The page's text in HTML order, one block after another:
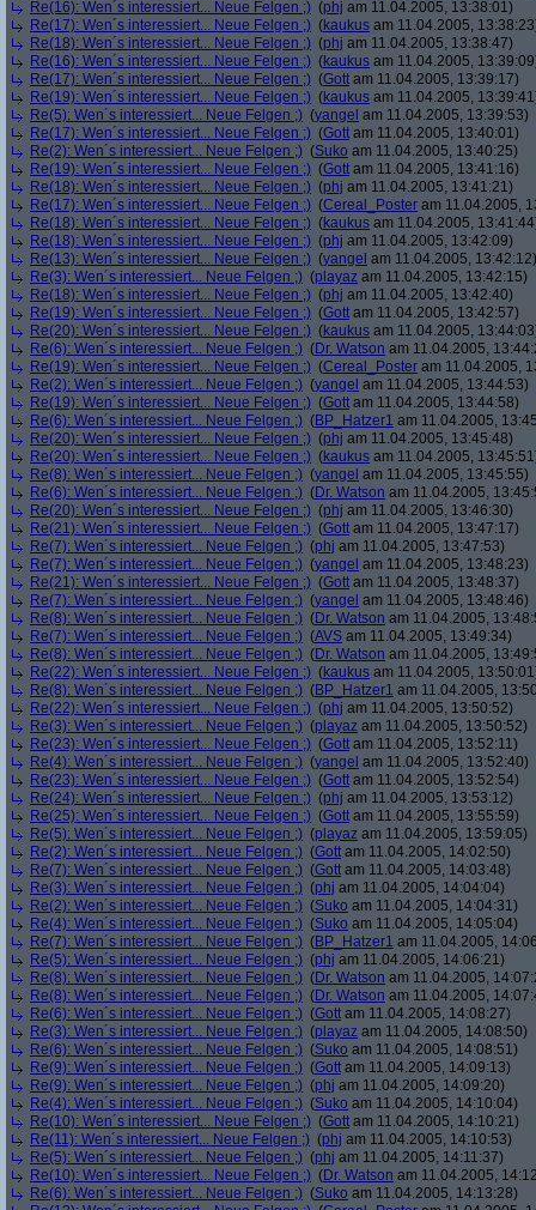
Re(16): Wen´s interessiert... Neue Felgen ;) (phj am 11.04.2005, 13:38:01)
Re(17): Wen´s interessiert... Neue Felgen ;) (kaukus am 11.04.2005,
Re(18): Wen´s interessiert... Neue Felgen ;) (phj am 11.04.2005, 13:38:47)
Re(16): Wen´s interessiert... Neue Felgen ;) (kaukus am 11.04.2005,
Re(17): Wen´s interessiert... Neue Felgen ;) (Gott am 11.04.2005, 13:39:17)
Re(19): Wen´s interessiert... Neue Felgen ;) (kaukus am 11.04.2005,
Re(5): Wen´s interessiert... Neue Felgen ;) (yangel am 11.04.2005, 13:39:53)
Re(17): Wen´s interessiert... Neue Felgen ;) (Gott am 11.04.2005, 13:40:01)
Re(2): Wen´s interessiert... Neue Felgen ;) (Suko am 11.04.2005, 13:40:25)
Re(19): Wen´s interessiert... Neue Felgen ;) (Gott am 11.04.2005, 13:41:16)
Re(18): Wen´s interessiert... Neue Felgen ;) (phj am 11.04.2005, 13:41:21)
Re(17): Wen´s interessiert... Neue Felgen ;) (Cereal_Poster am 11.04.2005,
Re(18): Wen´s interessiert... Neue Felgen ;) (kaukus am 11.04.2005,
Re(18): Wen´s interessiert... Neue Felgen ;) (phj am 11.04.2005, 13:42:09)
Re(13): Wen´s interessiert... Neue Felgen ;) (yangel am 11.04.2005, 13:42:12)
Re(3): Wen´s interessiert... Neue Felgen ;) (playaz am 11.04.2005, 13:42:15)
Re(18): Wen´s interessiert... Neue Felgen ;) (phj am 11.04.2005, 13:42:40)
Re(19): Wen´s interessiert... Neue Felgen ;) (Gott am 11.04.2005, 13:42:57)
Re(20): Wen´s interessiert... Neue Felgen ;) (kaukus am 11.04.2005,
Re(6): Wen´s interessiert... Neue Felgen ;) (Dr. Watson am 11.04.2005,
Re(19): Wen´s interessiert... Neue Felgen ;) (Cereal_Poster am 11.04.2005,
Re(2): Wen´s interessiert... Neue Felgen ;) (yangel am 11.04.2005, 13:44:53)
Re(19): Wen´s interessiert... Neue Felgen ;) (Gott am 11.04.2005, 13:44:58)
Re(6): Wen´s interessiert... Neue Felgen ;) (BP_Hatzer1 am 11.04.2005,
Re(20): Wen´s interessiert... Neue Felgen ;) (phj am 11.04.2005, 13:45:48)
Re(20): Wen´s interessiert... Neue Felgen ;) (kaukus am 11.04.2005,
Re(8): Wen´s interessiert... Neue Felgen ;) (yangel am 11.04.2005, 13:45:55)
Re(6): Wen´s interessiert... Neue Felgen ;) (Dr. Watson am 11.04.2005,
Re(20): Wen´s interessiert... Neue Felgen ;) (phj am 11.04.2005, 13:46:30)
Re(21): Wen´s interessiert... Neue Felgen ;) (Gott am 11.04.2005, 13:47:17)
Re(7): Wen´s interessiert... Neue Felgen ;) (phj am 11.04.2005, 13:47:53)
Re(7): Wen´s interessiert... Neue Felgen ;) (yangel am 11.04.2005, 13:48:23)
Re(21): Wen´s interessiert... Neue Felgen ;) (Gott am 11.04.2005, 13:48:37)
Re(7): Wen´s interessiert... Neue Felgen ;) (yangel am 11.04.2005, 13:48:46)
Re(8): Wen´s interessiert... Neue Felgen ;) (Dr. Watson am 11.04.2005,
Re(7): Wen´s interessiert... Neue Felgen ;) (AVS am 11.04.2005, 13:49:34)
Re(8): Wen´s interessiert... Neue Felgen ;) (Dr. Watson am 11.04.2005,
Re(22): Wen´s interessiert... Neue Felgen ;) (kaukus am 11.04.2005,
Re(8): Wen´s interessiert... Neue Felgen ;) (BP_Hatzer1 am 11.04.2005,
Re(22): Wen´s interessiert... Neue Felgen ;) (phj am 11.04.2005, 13:50:52)
Re(3): Wen´s interessiert... Neue Felgen ;) (playaz am 11.04.2005, 13:50:52)
Re(23): Wen´s interessiert... Neue Felgen ;) (Gott am 11.04.2005, 13:52:11)
Re(4): Wen´s interessiert... Neue Felgen ;) (yangel am 11.04.2005, 13:52:40)
Re(23): Wen´s interessiert... Neue Felgen ;) (Gott am 11.04.2005, 13:52:54)
Re(24): Wen´s interessiert... Neue Felgen ;) (phj am 11.04.2005, 13:53:12)
Re(25): Wen´s interessiert... Neue Felgen ;) (Gott am 11.04.2005, 13:55:59)
Re(5): Wen´s interessiert... Neue Felgen ;) (playaz am 11.04.2005, 13:59:05)
Re(2): Wen´s interessiert... Neue Felgen ;) (Gott am 11.04.2005, 14:02:50)
Re(7): Wen´s interessiert... Neue Felgen ;) (Gott am 11.04.2005, 14:03:48)
Re(3): Wen´s interessiert... Neue Felgen ;) (phj am 11.04.2005, 14:04:04)
Re(2): Wen´s interessiert... Neue Felgen ;) (Suko am 11.04.2005, 14:04:31)
Re(4): Wen´s interessiert... Neue Felgen ;) (Suko am 11.04.2005, 14:05:04)
Re(7): Wen´s interessiert... Neue Felgen ;) (BP_Hatzer1 am 11.04.2005,
Re(5): Wen´s interessiert... Neue Felgen ;) (phj am 11.04.2005, 14:06:21)
Re(8): Wen´s interessiert... Neue Felgen ;) (Dr. Watson am 11.04.2005,
Re(8): Wen´s interessiert... Neue Felgen ;) (Dr. Watson am 11.04.2005,
Re(6): Wen´s interessiert... Neue Felgen ;) (Gott am 11.04.2005, 14:08:27)
Re(3): Wen´s interessiert... Neue Felgen ;) (playaz am 11.04.2005, 14:08:50)
Re(6): Wen´s interessiert... Neue Felgen ;) (Suko am 11.04.2005, 14:08:51)
Re(9): Wen´s interessiert... Neue Felgen ;) (Gott am 11.04.2005, 14:09:13)
Re(9): Wen´s interessiert... Neue Felgen ;) (phj am 11.04.2005, 14:09:20)
Re(4): Wen´s interessiert... Neue Felgen ;) (Suko am 11.04.2005, 14:10:04)
Re(10): Wen´s interessiert... Neue Felgen ;) (Gott am 11.04.2005, 14:10:21)
Re(11): Wen´s interessiert... Neue Felgen ;) (phj am 11.04.2005, 14:10:53)
Re(5): Wen´s interessiert... Neue Felgen ;) (phj am 11.04.2005, 14:11:37)
Re(10): Wen´s interessiert... Neue Felgen ;) (Dr. Watson am 11.04.2005,
Re(6): Wen´s interessiert... Neue Felgen ;) (Suko am 11.04.2005, 14:13:28)